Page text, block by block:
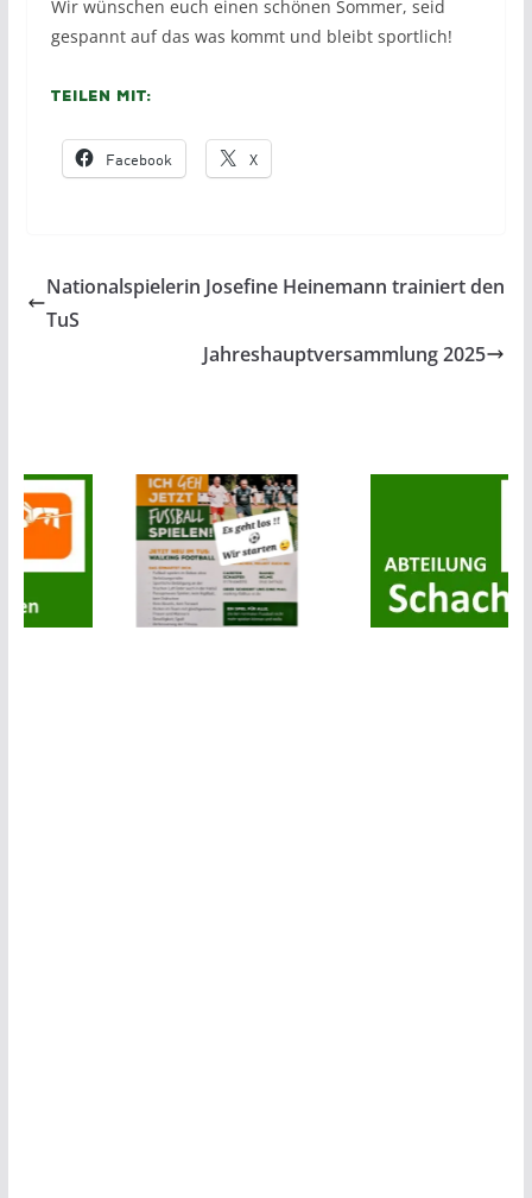
Wir wünschen euch einen schönen Sommer, seid
gespannt auf das was kommt und bleibt sportlich!
Teilen mit:
Facebook X
Nationalspielerin Josefine Heinemann trainiert den
TuS
Jahreshauptversammlung 2025